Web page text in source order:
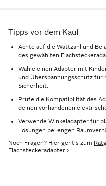
Tipps vor dem Kauf
Achte auf die Wattzahl und
des gewählten
Wähle einen Adapter mit
und Überspannungsschutz für
Sicherheit.
Prüfe die Kompatibilität des
deinen vorhandenen
Verwende Winkeladapter für
Lösungen bei engen
Noch Fragen? Hier geht's zum
Flachsteckeradapter ›